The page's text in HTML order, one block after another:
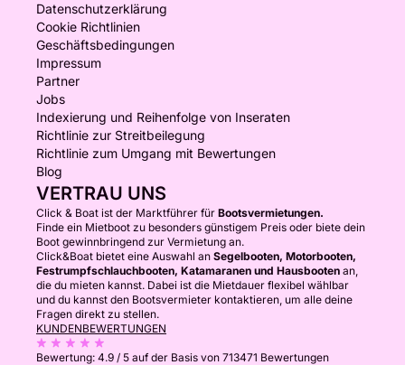
Datenschutzerklärung
Cookie Richtlinien
Geschäftsbedingungen
Impressum
Partner
Jobs
Indexierung und Reihenfolge von Inseraten
Richtlinie zur Streitbeilegung
Richtlinie zum Umgang mit Bewertungen
Blog
VERTRAU UNS
Click & Boat ist der Marktführer für Bootsvermietungen.
Finde ein Mietboot zu besonders günstigem Preis oder biete dein
Boot gewinnbringend zur Vermietung an.
Click&Boat bietet eine Auswahl an Segelbooten, Motorbooten,
Festrumpfschlauchbooten, Katamaranen und Hausbooten an,
die du mieten kannst. Dabei ist die Mietdauer flexibel wählbar
und du kannst den Bootsvermieter kontaktieren, um alle deine
Fragen direkt zu stellen.
KUNDENBEWERTUNGEN
Bewertung: 4.9 / 5 auf der Basis von 713471 Bewertungen